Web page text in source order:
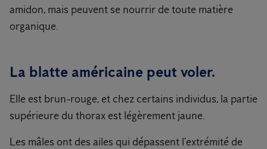
amidon, mais peuvent se nourrir de toute matière
organique.
La blatte américaine peut voler.
Elle est brun-rouge, et chez certains individus, la partie
supérieure du thorax est légèrement jaune.
Les mâles ont des ailes qui dépassent l’extrémité de